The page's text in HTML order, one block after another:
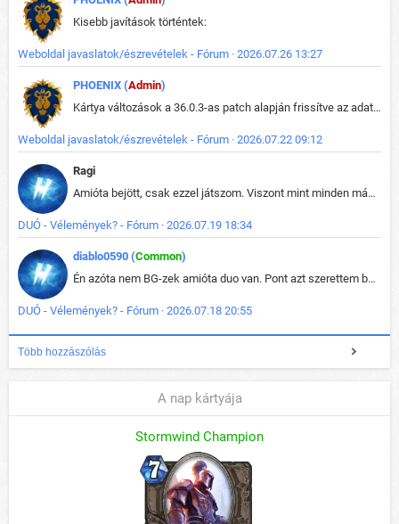
Kisebb javítások történtek:
Weboldal javaslatok/észrevételek - Fórum · 2026.07.26 13:27
PHOENIX (Admin)
Kártya változások a 36.0.3-as patch alapján frissítve az adatbázisban (képek is cserélve).
Weboldal javaslatok/észrevételek - Fórum · 2026.07.22 09:12
Ragi
Amióta bejött, csak ezzel játszom. Viszont mint minden más - akár az alapjáték is, ez is baromira összetett lett. Néha már pár kör után is esélytelen az egész. Vagy irreállisan túltápol valaki, vagy lelép a partner, vagy csak hülye mint a segg. És amikor eljönne az én időm, na akkor jön el mindenki másé is. Engem jobban érdekelne, hogy ki milyen ratingen szokott játszani. Na ez lenne egy érdekes adat.
DUÓ - Vélemények? - Fórum · 2026.07.19 18:34
diablo0590 (Common)
Én azóta nem BG-zek amióta duo van. Pont azt szerettem benne, hogy rajtam múlik mi történik, nem pedig a társamon. Kérem vissza a régi BG-t :D
DUÓ - Vélemények? - Fórum · 2026.07.18 20:55
Több hozzászólás
A nap kártyája
Stormwind Champion